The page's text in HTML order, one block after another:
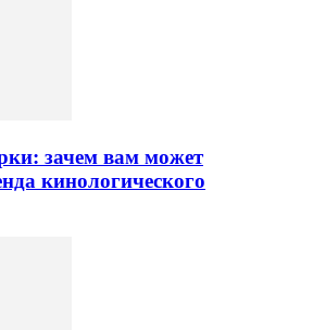
зачем вам может
кинологического